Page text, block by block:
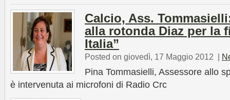
Calcio, Ass.
alla rotonda Diaz per la
Italia”
Posted on giovedì, 17 Maggio 2012 |
Pina Tommasielli, Assessore allo
è intervenuta ai microfoni di Radio Crc